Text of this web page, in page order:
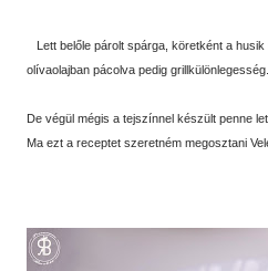
Lett belőle párolt spárga, köretként a
olívaolajban pácolva pedig grillkülönlegesség.
De végül mégis a tejszínnel készült penne
Ma ezt a receptet szeretném megosztani